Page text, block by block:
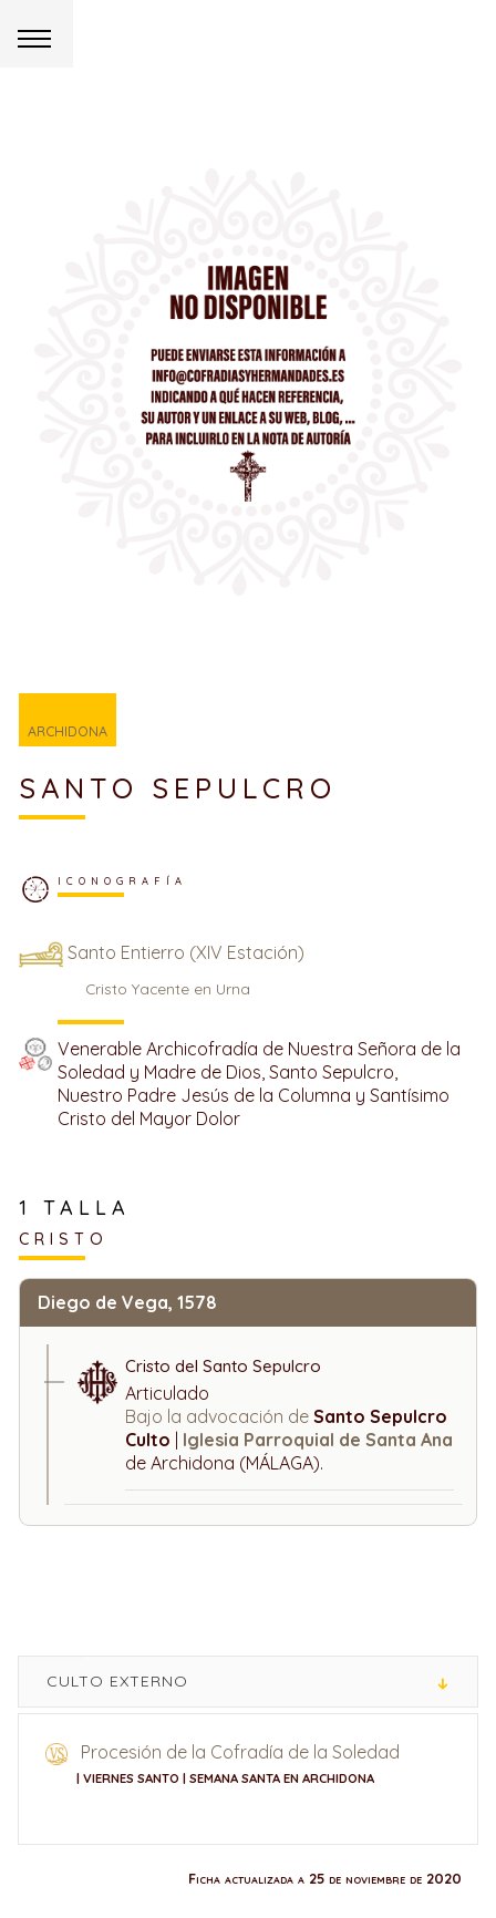
ARCHIDONA
SANTO SEPULCRO
ICONOGRAFÍA
Santo Entierro (XIV Estación)
Cristo Yacente en Urna
Venerable Archicofradía de Nuestra Señora de la
Soledad y Madre de Dios, Santo Sepulcro,
Nuestro Padre Jesús de la Columna y Santísimo
Cristo del Mayor Dolor
1 TALLA
CRISTO
Diego de Vega, 1578
Cristo del Santo Sepulcro
Articulado
Bajo la advocación de Santo Sepulcro
Culto
Iglesia Parroquial de Santa Ana
de Archidona (MÁLAGA).
CULTO EXTERNO
Procesión de la Cofradía de la Soledad
| VIERNES SANTO | SEMANA SANTA EN ARCHIDONA
Ficha actualizada a 25 de noviembre de 2020